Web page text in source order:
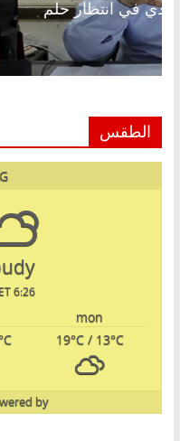
عبدالخالق فاروق خبير
22 فبراير، 2026
الطقس
6:26 am
mon
19°C/ 13°C
by